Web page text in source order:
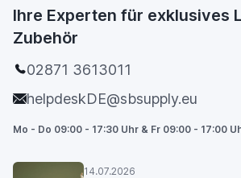
Ihre Experten für exklusives
Zubehör
02871 3613011
helpdeskDE@sbsupply.eu
Mo - Do 09:00 - 17:30 Uhr & Fr 09:00 - 17:00
14.07.2026